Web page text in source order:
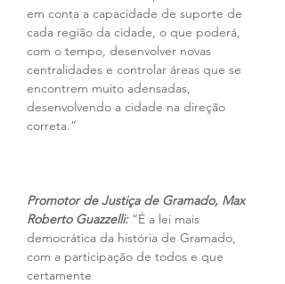
em conta a capacidade de suporte de
cada região da cidade, o que poderá,
com o tempo, desenvolver novas
centralidades e controlar áreas que se
encontrem muito adensadas,
desenvolvendo a cidade na direção
correta.”
Promotor de Justiça de Gramado, Max
Roberto Guazzelli: “É a lei mais
democrática da história de Gramado,
com a participação de todos e que
certamente